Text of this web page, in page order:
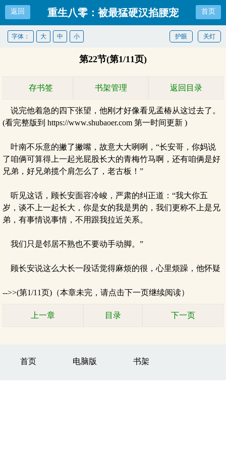
返回 重生八零：被最猛硬汉掐腰宠 首页
关灯
护眼
字体： 大 中 小
第22节(第1/11页)
存书签 书架管理 返回目录
说完他着急的四下张望，他刚才好像看见孟椿从这过去了。
(看完整版到 https://www.shubaoer.com 第一时间更新 )
叶南不乐意的撇了撇嘴，故意大大咧咧，“长安哥，你妈说
了咱俩可算得上一起光屁股长大的青梅竹马啊，还有咱俩是好
兄弟，好兄弟揽个肩怎么了，老古板！”
听见这话，顾长安面容冷峻，严肃的纠正道：“我大你五
岁，谈不上一起长大，你是女的我是男的，我们更称不上是兄
弟，有事情说事情，不用跟我拉近关系。
我们只是邻居不熟也不要动手动脚。”
顾长安说这么大长一段话觉得麻烦的很，心里烦躁，他怀疑
-->>(第1/11页)（本章未完，请点击下一页继续阅读）
上一章 目录 下一页
首页 电脑版 书架